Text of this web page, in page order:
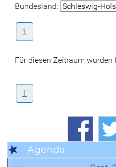
Bundesland:
1
Für diesen Zeitraum wurden
1
Agenda